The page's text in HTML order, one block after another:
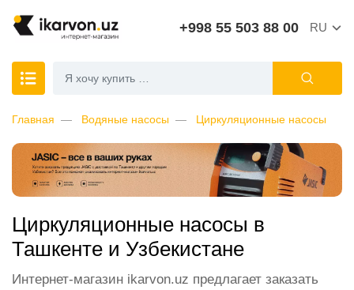
+998 55 503 88 00 RU
Главная Водяные насосы Циркуляционные насосы
Циркуляционные насосы в
Ташкенте и Узбекистане
Интернет-магазин ikarvon.uz предлагает заказать